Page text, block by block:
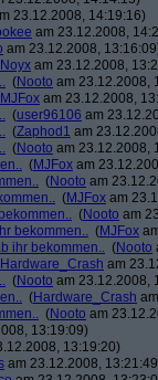
23.12.2008, 14:19:16)
am 23.12.2008,
am 23.12.2008,
Noyx am 23.12.2008,
(Nooto am 23.12.2008,
MJFox am 23.12.2008,
(user96106 am
(Zaphod1 am
(Nooto am 23.12.2008,
(MJFox am
(Nooto am
(MJFox am
(Nooto am
bekommen.. (MJFox
ihr bekommen.. (Nooto
Hardware_Crash am
(Nooto am 23.12.2008,
(Hardware_Crash
(Nooto am
13:19:09)
13:19:20)
am 23.12.2008,